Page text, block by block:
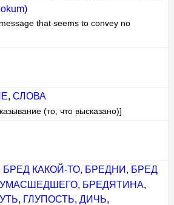
that seems to convey no
, СЛОВА
(то, что высказано)]
БРЕД КАКОЙ-ТО, БРЕДНИ , БРЕД
, БРЕДЯТИНА,
, ГЛУПОСТЬ,ДИЧЬ,